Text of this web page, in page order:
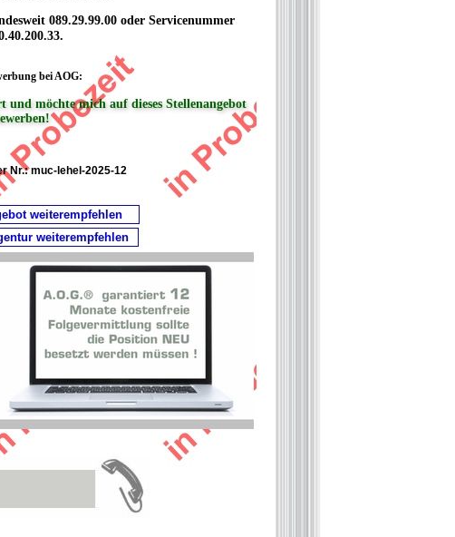
089.29.99.00 oder Servicenummer
bei AOG:
möchte mich auf dieses Stellenangebot
Nr.:muc-lehel-2025-12
weiterempfehlen
weiterempfehlen